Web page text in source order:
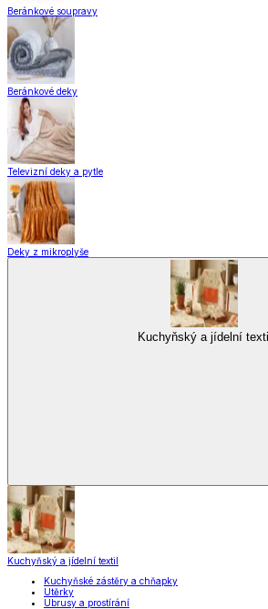
Beránkové soupravy
Beránkové deky
Televizní deky a pytle
Deky z mikroplyše
Kuchyňský a jídelní textil
Kuchyňský a jídelní textil
Kuchyňské zástěry a chňapky
Utěrky
Ubrusy a prostírání